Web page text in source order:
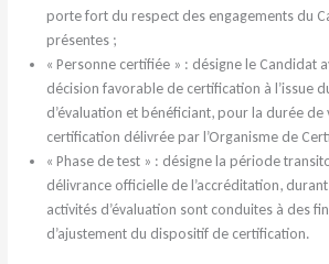
porte fort du respect des engagements du
présentes ;
« Personne certifiée » : désigne le Candidat
décision favorable de certification à l’issue
d’évaluation et bénéficiant, pour la durée
certification délivrée par l’Organisme de
« Phase de test » : désigne la période
délivrance officielle de l’accréditation,
activités d’évaluation sont conduites à des
d’ajustement du dispositif de certification.